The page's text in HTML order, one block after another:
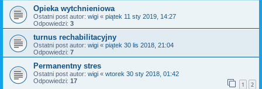
Opieka wytchnieniowa
Ostatni post autor: wigi « piątek 11 sty 2019, 14:27
Odpowiedzi: 3
turnus rechabilitacyjny
Ostatni post autor: wigi « piątek 30 lis 2018, 21:04
Odpowiedzi: 7
Permanentny stres
Ostatni post autor: wigi « wtorek 30 sty 2018, 01:42
Odpowiedzi: 17 1 2